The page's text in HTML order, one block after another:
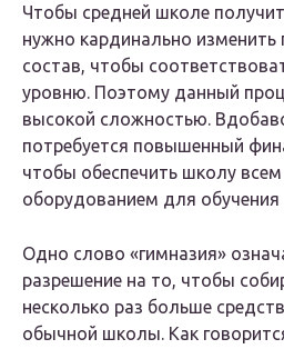
Чтобы средней школе
нужно кардинально изменить
состав, чтобы
уровню. Поэтому данный
высокой сложностью.
потребуется повышенный
чтобы обеспечить школу
оборудованием для
Одно слово «гимназия»
разрешение на то, чтобы
несколько раз больше
обычной школы. Как